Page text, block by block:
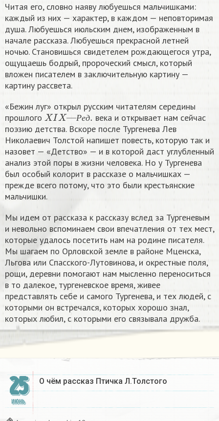
Читая его, словно наяву любуешься мальчишками:
каждый из них — характер, в каждом — неповторимая
душа. Любуешься июльским днем, изображенным в
начале рассказа. Любуешься прекрасной летней
ночью. Становишься свидетелем рождающегося утра,
ощущаешь бодрый, пророческий смысл, который
вложен писателем в заключительную картину —
картину рассвета.
«Бежин луг» открыл русским читателям середины
прошлого
Ре д
XIX—Ред .
века и открывает нам сейчас
поэзию детства. Вскоре после Тургенева Лев
Николаевич Толстой напишет повесть, которую так и
назовет — «Детство» — и в которой даст углубленный
анализ этой поры в жизни человека. Но у Тургенева
был особый колорит в рассказе о мальчишках —
прежде всего потому, что это были крестьянские
мальчишки.
Мы идем от рассказа к рассказу вслед за Тургеневым
и невольно вспоминаем свои впечатления от тех мест,
которые удалось посетить нам на родине писателя.
Мы шагаем по Орловской земле в районе Мценска,
Льгова или Спасского-Лутовинова, и окрестные поля,
рощи, деревни помогают нам мысленно переноситься
в то далекое, тургеневское время, живее
представлять себе и самого Тургенева, и тех людей, с
которыми он встречался, которых хорошо знал,
которых любил, с которыми его связывала дружба.​
25
ИЮНЬ
О чём рассказ Птичка Л.Толстого